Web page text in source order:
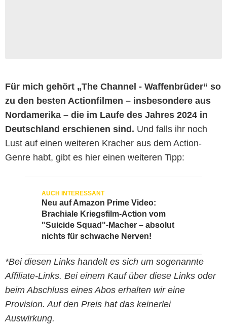
Für mich gehört „The Channel - Waffenbrüder“ so
zu den besten Actionfilmen – insbesondere aus
Nordamerika – die im Laufe des Jahres 2024 in
Deutschland erschienen sind. Und falls ihr noch
Lust auf einen weiteren Kracher aus dem Action-
Genre habt, gibt es hier einen weiteren Tipp:
Neu auf Amazon Prime Video:
Brachiale Kriegsfilm-Action vom
"Suicide Squad"-Macher – absolut
nichts für schwache Nerven!
*Bei diesen Links handelt es sich um sogenannte
Affiliate-Links. Bei einem Kauf über diese Links oder
beim Abschluss eines Abos erhalten wir eine
Provision. Auf den Preis hat das keinerlei
Auswirkung.